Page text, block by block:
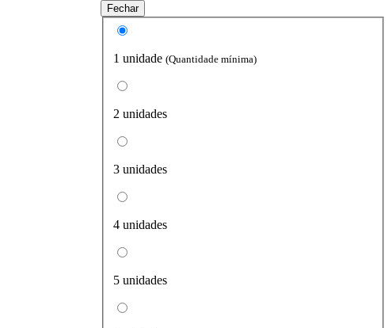
Fechar
1 unidade (Quantidade mínima)
2 unidades
3 unidades
4 unidades
5 unidades